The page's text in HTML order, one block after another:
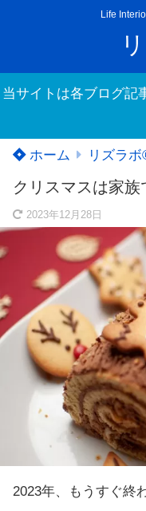
Life
当サイトは各ブログ記
ホーム リズラ
クリスマスは家族
2023年12月28日
2023年、もうすぐ終